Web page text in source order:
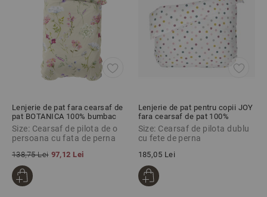
Lenjerie de pat fara cearsaf de
pat BOTANICA 100% bumbac
ranforce 2 piese
Size: Cearsaf de pilota de o
persoana cu fata de perna
138,75 Lei 97,12 Lei
Lenjerie de pat pentru copii JOY
fara cearsaf de pat 100%
bumbac ranforce 3 piese
Size: Cearsaf de pilota dublu
cu fete de perna
185,05 Lei